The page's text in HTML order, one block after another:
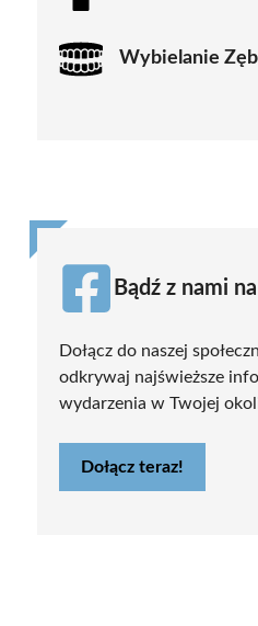
Wybielanie
Bądź z nami
Dołącz do naszej
odkrywaj najświeższe
wydarzenia w Twojej
Dołącz teraz!